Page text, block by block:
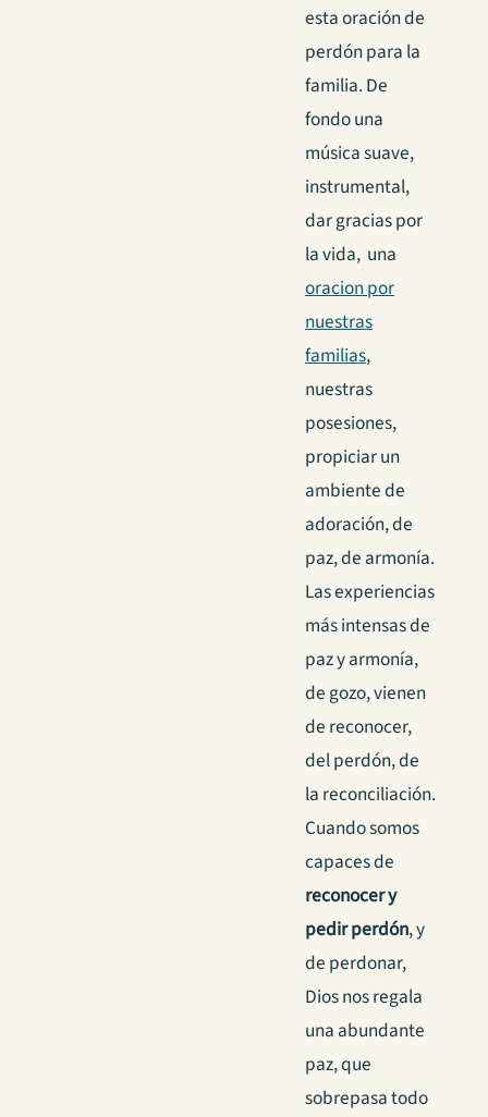
esta oración de
perdón para la
familia. De
fondo una
música suave,
instrumental,
dar gracias por
la vida, una
oracion por
nuestras
familias,
nuestras
posesiones,
propiciar un
ambiente de
adoración, de
paz, de armonía.
Las experiencias
más intensas de
paz y armonía,
de gozo, vienen
de reconocer,
del perdón, de
la reconciliación.
Cuando somos
capaces de
reconocer y
pedir perdón, y
de perdonar,
Dios nos regala
una abundante
paz, que
sobrepasa todo